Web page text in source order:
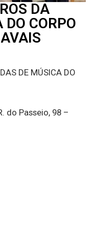
DA
CORPO
DE MÚSICA DO
do Passeio, 98 –